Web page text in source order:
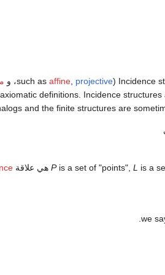
Incidence
affine, projective ، و
definitions. Incidence
and the finite structures are
Pis a set of "points",L is a هي علاقة
we
.